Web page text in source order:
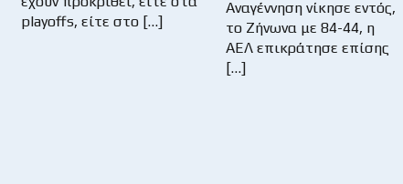
playoffs, είτε στο […]
Αναγέννηση νίκησε εντός,
το Ζήνωνα με 84-44, η
ΑΕΛ επικράτησε επίσης
[…]